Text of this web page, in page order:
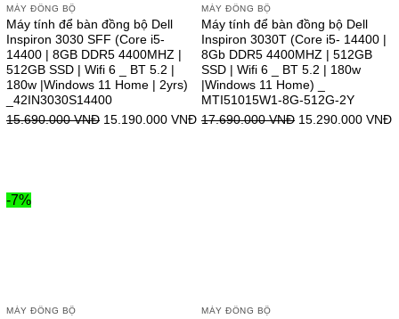
MÁY ĐỒNG BỘ
Máy tính để bàn đồng bộ Dell
Inspiron 3030 SFF (Core i5-
14400 | 8GB DDR5 4400MHZ |
512GB SSD | Wifi 6 _ BT 5.2 |
180w |Windows 11 Home | 2yrs)
_42IN3030S14400
15.690.000VNĐ 15.190.000 VNĐ
MÁY ĐỒNG BỘ
Máy tính để bàn đồng bộ Dell
Inspiron 3030T (Core i5- 14400 |
8Gb DDR5 4400MHZ | 512GB
SSD | Wifi 6 _ BT 5.2 | 180w
|Windows 11 Home) _
MTI51015W1-8G-512G-2Y
17.690.000VNĐ 15.290.000 VNĐ
-7%
MÁY ĐỒNG BỘ MÁY ĐỒNG BỘ